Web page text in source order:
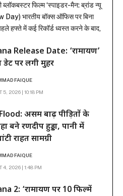
फिल्म ‘स्पाइडर-मैन: ब्रांड न्यू
भारतीय बॉक्स ऑफिस पर बिना
हफ्ते में कई रिकॉर्ड ध्वस्त करने के बाद,
Release Date: ‘रामायण’
डेट पर लगी मुहर
FAIQUE
5, 2026 | 10:18 PM
असम बाढ़ पीड़ितों के
बने रणदीप हुड्डा, पानी में
राहत सामग्री
FAIQUE
4, 2026 | 1:48 PM
2: ‘रामायण पर 10 फिल्में